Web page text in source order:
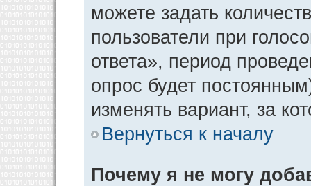
можете задать
пользователи при
ответа», период
опрос будет
изменять вариант, за
Вернуться к началу
Почему я не могу